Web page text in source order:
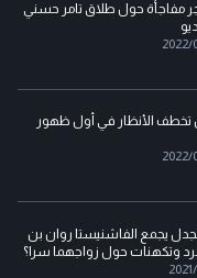
مفاجأة حول طلاق تامر حسني
2022/
تخطف الأنظار في أول ظهور
2022/
يجمع الفاشنيستا روان بن
وتكهنات حول زواجهما سرا؟